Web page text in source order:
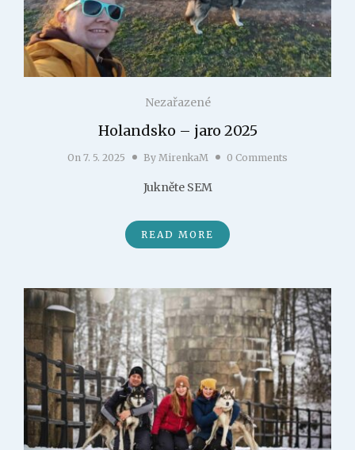
Nezařazené
Holandsko – jaro 2025
On 7. 5. 2025 By MirenkaM 0 Comments
Jukněte SEM
READ MORE